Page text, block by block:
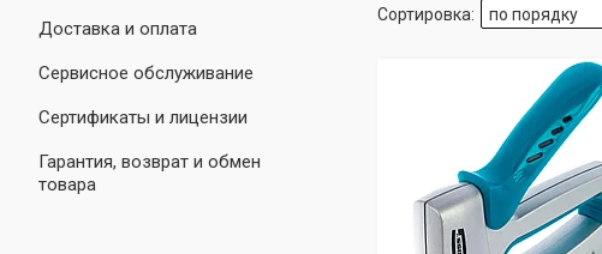
Доставка и оплата
Сервисное обслуживание
Сертификаты и лицензии
Гарантия, возврат и обмен
товара